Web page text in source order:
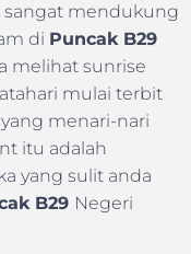
mendukung
di Puncak B29
melihat sunrise
mulai terbit
menari-nari
itu adalah
yang sulit anda
B29 Negeri